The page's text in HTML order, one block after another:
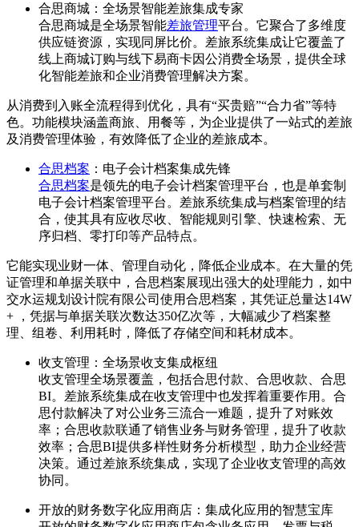
合思商城：全场景智能差旅集成专家
合思商城是全场景智能差旅管理平台。它聚合了多维度
供应链资源，实现同屏比价。差旅系统集成让它覆盖了
线上商城订购与线下易商卡因公消费全场景，提供全球
化智能差旅和企业消费管理解决方案。
从消费到入账全流程得到优化，具有“买贵赔”“合力省”等特
色。功能模块涵盖商旅、用餐等，为企业提供了一站式的差旅
及消费管理体验，有效降低了企业的差旅成本。
合思档案 ：电子会计档案集成先锋
合思档案是领先的电子会计档案管理平台，也是单套制
电子会计档案管理平台。差旅系统集成与档案管理的结
合，使其具有应收尽收、智能规则引擎、快速检索、无
序归档、零打印等产品特点。
它能实现业财一体、管理自动化，降低企业成本。在大量的凭
证管理和单据关联中，合思档案展现出强大的处理能力，如中
交水运规划设计院有限公司使用合思档案，其凭证总量达14W
+ ，凭据与单据关联次数达350亿次等，大幅减少了档案整
理、组卷、利用耗时，降低了存储空间和耗材成本。
收支管理：全场景收支集成枢纽
收支管理全场景覆盖，包括合思付款、合思收款、合思
BI。差旅系统集成在收支管理中也发挥着重要作用。合
思付款解决了对公业务三流合一难题，提升了对账效
率；合思收款联通了销售业务与财务管理，提升了收款
效率；合思BI提供多样性财务分析模型，助力企业经营
决策。通过差旅系统集成，实现了企业收支管理的高效
协同。
开放的财务数字化应用商店：集成化应用的智慧宝库